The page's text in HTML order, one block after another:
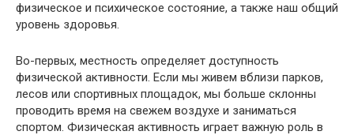
физическое и психическое состояние, а также наш общий
уровень здоровья.
Во-первых, местность определяет доступность
физической активности. Если мы живем вблизи парков,
лесов или спортивных площадок, мы больше склонны
проводить время на свежем воздухе и заниматься
спортом. Физическая активность играет важную роль в